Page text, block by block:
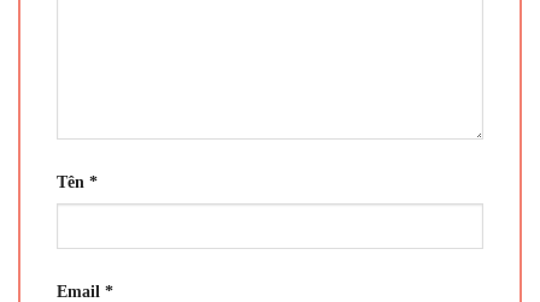
Tên *
Email *